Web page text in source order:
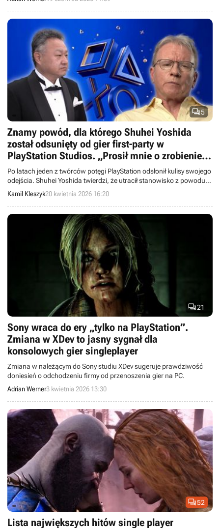
5
Znamy powód, dla którego Shuhei Yoshida
został odsunięty od gier first-party w
PlayStation Studios. „Prosił mnie o zrobienie
kilku absurdalnych rzeczy”
Po latach jeden z twórców potęgi PlayStation odsłonił kulisy swojego
odejścia. Shuhei Yoshida twierdzi, że utracił stanowisko z powodu
różnicy zdań z Jimem Ryanem.
Kamil Kleszyk20 kwietnia 2026 16:20
21
Sony wraca do ery „tylko na PlayStation”.
Zmiana w XDev to jasny sygnał dla
konsolowych gier singleplayer
Zmiana w należącym do Sony studiu XDev sugeruje prawdziwość
doniesień o odchodzeniu firmy od przenoszenia gier na PC.
Adrian Werner3 kwietnia 2026 13:30
52
Lista największych hitów single player